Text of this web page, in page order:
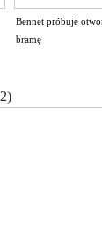
Bennet próbuje
bramę